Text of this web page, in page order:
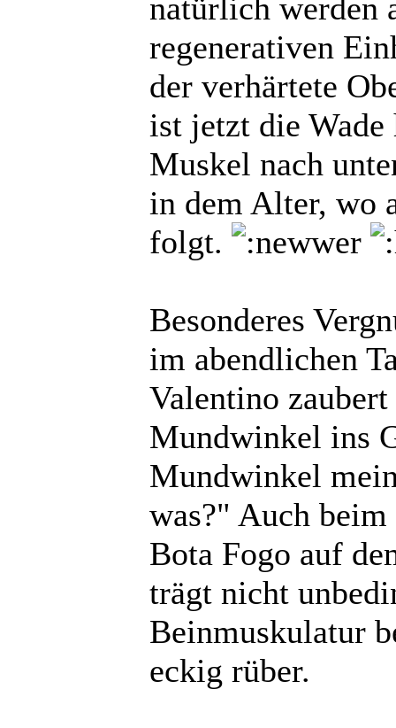
natürlich werden
regenerativen
der verhärtete
ist jetzt die
Muskel nach
in dem Alter, wo
folgt.
Besonderes
im abendlichen
Valentino
Mundwinkel ins
Mundwinkel
was?" Auch
Bota Fogo auf
trägt nicht
Beinmuskulatur
eckig rüber.